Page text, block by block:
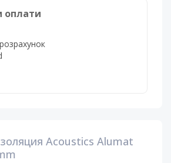
оплати
Acoustics Alumat